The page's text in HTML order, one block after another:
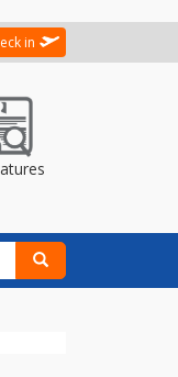
in